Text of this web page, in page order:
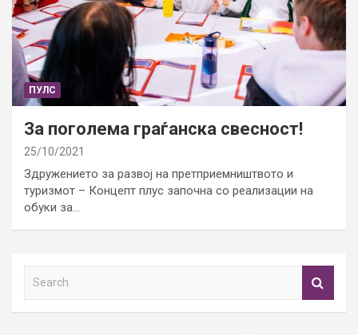
ПУЛС
За поголема граѓанска свесност!
25/10/2021
Здружението за развој на претприемништвото и
туризмот – Концепт плус започна со реализации на
обуки за…